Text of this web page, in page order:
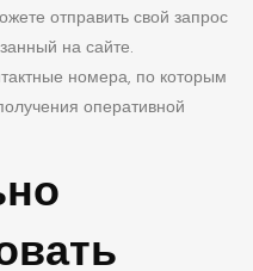
отправить свой запрос
на сайте.
номера, по которым
оперативной